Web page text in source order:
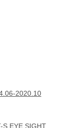
2020.10